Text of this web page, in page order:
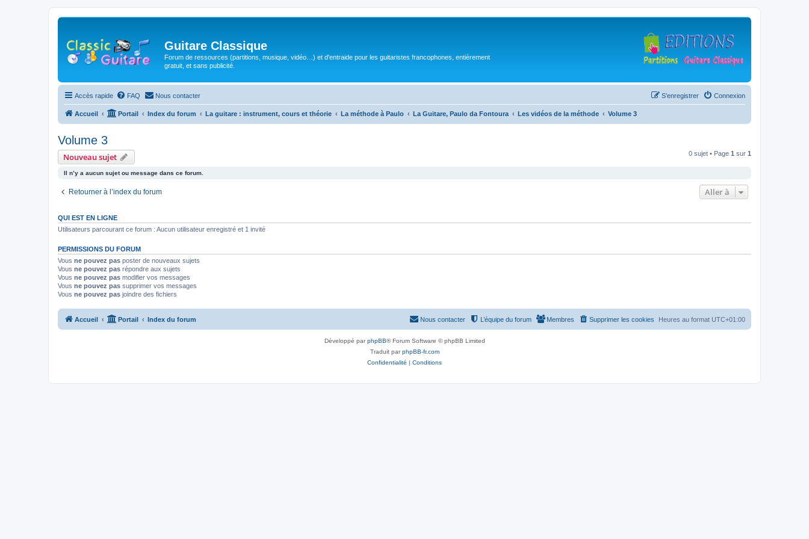
Guitare Classique
Forum de ressources (partitions, musique, vidéo…) et d'entraide pour les guitaristes francophones, entièrement
gratuit, et sans publicité.
Accès rapide FAQ Nous contacter Connexion
S’enregistrer
Accueil Portail Index du forum La guitare : instrument, cours et théorie La méthode à Paulo La Guitare, Paulo da Fontoura Les vidéos de la méthode Volume 3
Volume 3
Nouveau sujet 0 sujet • Page 1 sur 1
Il n’y a aucun sujet ou message dans ce forum.
Retourner à l’index du forum Aller à
QUI EST EN LIGNE
Utilisateurs parcourant ce forum : Aucun utilisateur enregistré et 1 invité
PERMISSIONS DU FORUM
Vous ne pouvez pas poster de nouveaux sujets
Vous ne pouvez pas répondre aux sujets
Vous ne pouvez pas modifier vos messages
Vous ne pouvez pas supprimer vos messages
Vous ne pouvez pas joindre des fichiers
Accueil Portail Index du forum Heures au format UTC+01:00
Supprimer les cookies
Membres
L’équipe du forum
Nous contacter
Développé parphpBB® Forum Software © phpBB Limited
Traduit parphpBB-fr.com
Confidentialité | Conditions